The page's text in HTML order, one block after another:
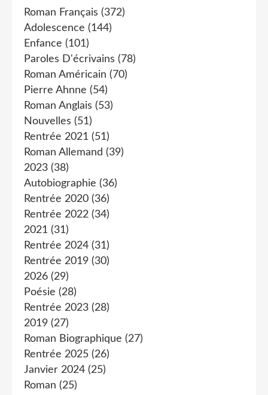
Roman Français (372)
Adolescence (144)
Enfance (101)
Paroles D'écrivains (78)
Roman Américain (70)
Pierre Ahnne (54)
Roman Anglais (53)
Nouvelles (51)
Rentrée 2021 (51)
Roman Allemand (39)
2023 (38)
Autobiographie (36)
Rentrée 2020 (36)
Rentrée 2022 (34)
2021 (31)
Rentrée 2024 (31)
Rentrée 2019 (30)
2026 (29)
Poésie (28)
Rentrée 2023 (28)
2019 (27)
Roman Biographique (27)
Rentrée 2025 (26)
Janvier 2024 (25)
Roman (25)